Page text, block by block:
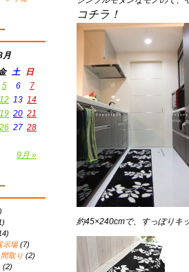
コチラ！
約45×240cmで、すっぽりキ
月
土 日
9月 »
5 6
7
12 13 14
19 20 21
26 27 28
示場(7)
取り (2)
(2)